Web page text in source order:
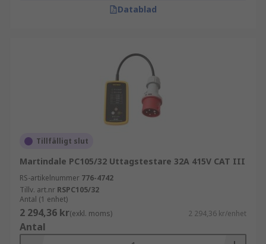
Datablad
Tillfälligt slut
Martindale PC105/32 Uttagstestare 32A 415V CAT III
RS-artikelnummer 776-4742
Tillv. art.nr RSPC105/32
Antal (1 enhet)
2 294,36 kr(exkl. moms) 2 294,36 kr/enhet
Antal